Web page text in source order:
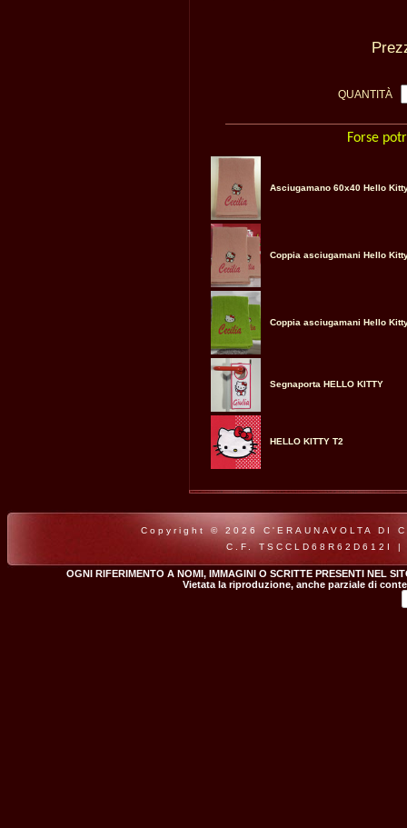
QUANTITÀ
Forse
Asciugamano 60x40 Hello
Coppia asciugamani Hello
Coppia asciugamani Hello
Segnaporta HELLO KITTY
HELLO KITTY T2
Copyright © 2026 C'ERAUNAVOLTA
C.F. TSCCLD68R62D612I
OGNI RIFERIMENTO A NOMI, IMMAGINI O SCRITTE PRESENTI NEL
Vietata la riproduzione, anche parziale di